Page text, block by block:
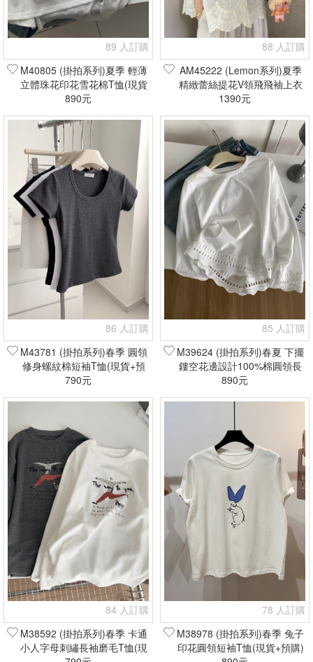
89 人訂購
M40805 (掛拍系列)夏季 輕薄
立體珠花印花雪花棉T恤(現貨
+預購)
890元
88 人訂購
AM45222 (Lemon系列)夏季
精緻蕾絲提花V領飛飛袖上衣
(現貨+預購)
1390元
86 人訂購
M43781 (掛拍系列)春季 圓領
修身螺紋棉短袖T恤(現貨+預
購)
790元
85 人訂購
M39624 (掛拍系列)春夏 下擺
鏤空花邊設計100%棉圓領長
袖T恤(現貨+預購)
890元
84 人訂購
M38592 (掛拍系列)春季 卡通
小人字母刺繡長袖磨毛T恤(現
78 人訂購
M38978 (掛拍系列)春季 兔子
印花圓領短袖T恤(現貨+預購)